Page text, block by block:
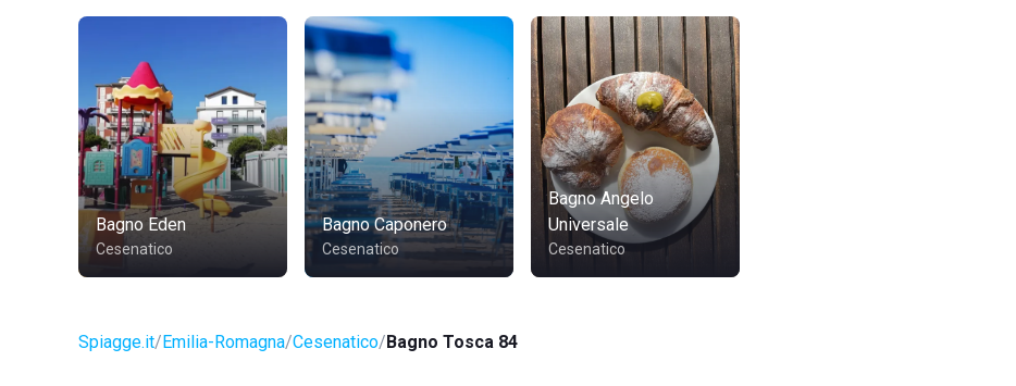
Bagno Eden
Cesenatico
Bagno Caponero
Cesenatico
Bagno Angelo
Universale
Cesenatico
Spiagge.it Emilia-Romagna Cesenatico Bagno Tosca 84